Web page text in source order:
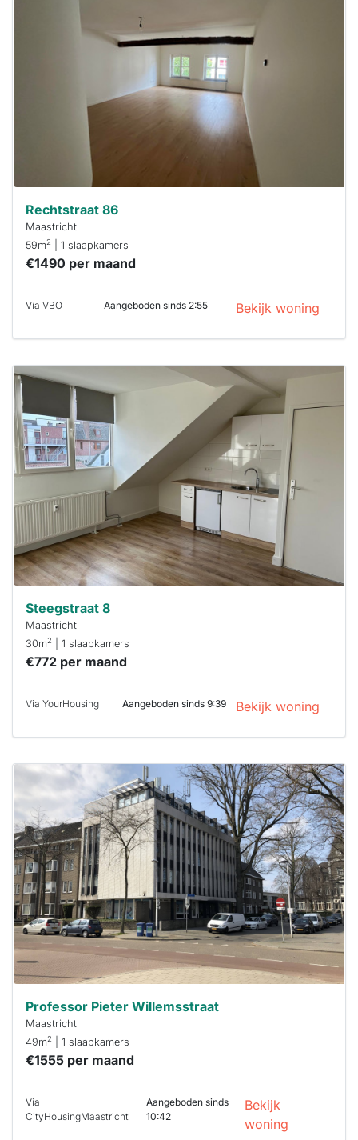
Om kans te
Rechtstraat 86
Maastricht
59m2 | 1 slaapkamers
€1490 per maand
Via VBO Aangeboden sinds 2:55 Bekijk woning
Deze woning
al verhuurd
Om kans te
maken moet je
binnen 15
minuten
Stekkies helpt
je hierbij!
Steegstraat 8
Maastricht
30m2 | 1 slaapkamers
€772 per maand
Via YourHousing Aangeboden sinds 9:39 Bekijk woning
Deze woning
waarschijnlijk
al verhuurd
Om kans te
maken moet je
binnen 15
minuten
reageren.
Stekkies helpt
je hierbij!
Professor Pieter Willemsstraat
Maastricht
49m2 | 1 slaapkamers
€1555 per maand
Via
CityHousingMaastricht
Aangeboden sinds
10:42
Bekijk
woning